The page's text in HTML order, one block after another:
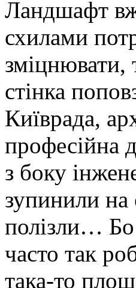
Ландшафт
схилами
зміцнювати,
стінка
Київрада,
професійна
з боку
зупинили на
полізли… Бо
часто так
така-то